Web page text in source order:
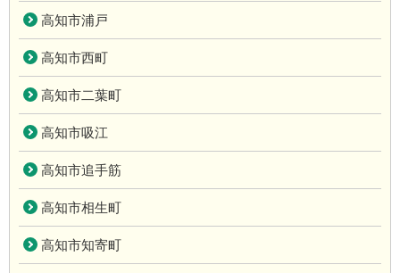
高知市浦戸
高知市西町
高知市二葉町
高知市吸江
高知市追手筋
高知市相生町
高知市知寄町